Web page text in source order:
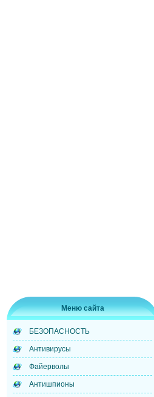
Меню сайта
БЕЗОПАСНОСТЬ
Антивирусы
Файерволы
Антишпионы